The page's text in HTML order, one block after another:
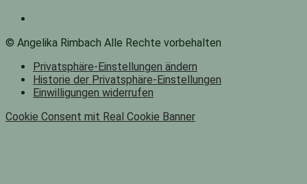
© Angelika Rimbach Alle Rechte vorbehalten
Privatsphäre-Einstellungen ändern
Historie der Privatsphäre-Einstellungen
Einwilligungen widerrufen
Cookie Consent mit Real Cookie Banner